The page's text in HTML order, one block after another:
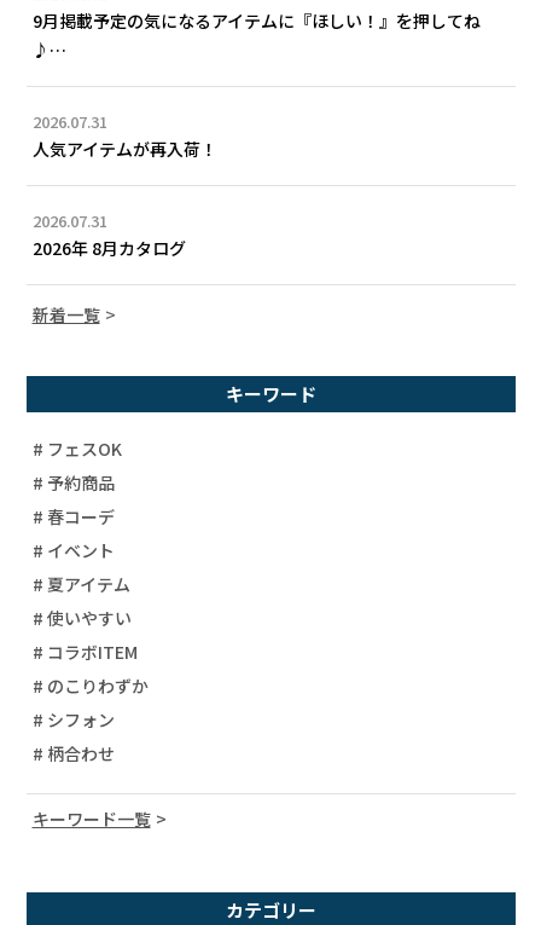
9月掲載予定の気になるアイテムに『ほしい！』を押してね
♪…
2026.07.31
人気アイテムが再入荷！
2026.07.31
2026年 8月カタログ
新着一覧
キーワード
# フェスOK
# 予約商品
# 春コーデ
# イベント
# 夏アイテム
# 使いやすい
# コラボITEM
# のこりわずか
# シフォン
# 柄合わせ
キーワード一覧
# コーディネート
カテゴリー